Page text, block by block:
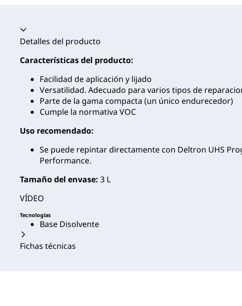
Acordeón colapsado
Detalles del producto
Características del producto:
Facilidad de aplicación y lijado
Versatilidad. Adecuado para varios tipos de
Parte de la gama compacta (un único endurecedor)
Cumple la normativa VOC
Uso recomendado:
Se puede repintar directamente con Deltron UHS
Performance.
Tamaño del envase: 3 L
VÍDEO
Tecnologías
Base Disolvente
Fichas técnicas